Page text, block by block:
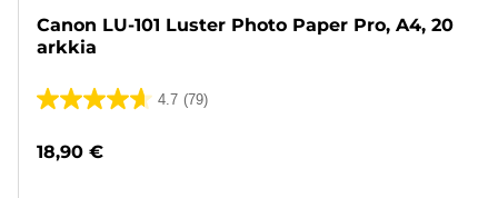
Canon LU-101 Luster Photo Paper Pro, A4, 20
arkkia
4.7 (79)
4.7/5
79
18,90 €